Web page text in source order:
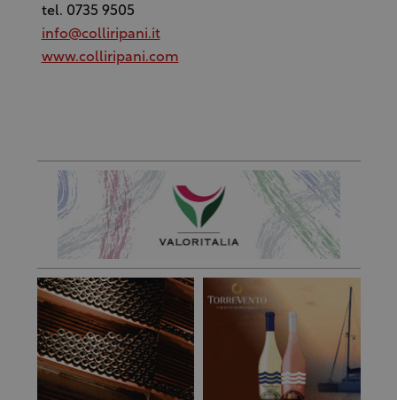
tel. 0735 9505
info@colliripani.it
www.colliripani.com